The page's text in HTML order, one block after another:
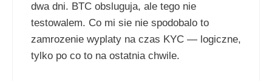
dwa dni. BTC obsluguja, ale tego nie
testowalem. Co mi sie nie spodobalo to
zamrozenie wyplaty na czas KYC — logiczne,
tylko po co to na ostatnia chwile.